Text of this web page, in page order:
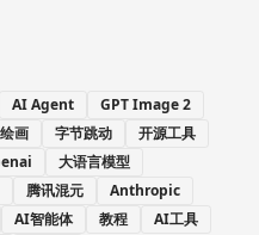
AI Agent
GPT Image 2
画 字节跳动
开源工具
大语言模型
腾讯混元
Anthropic
AI智能体 教程
AI工具